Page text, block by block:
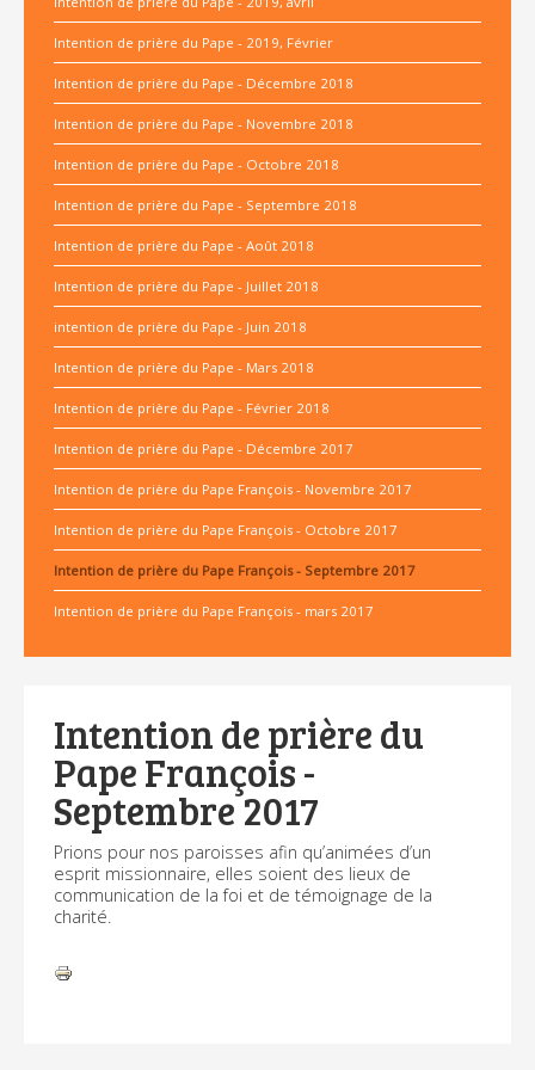
Intention de prière du Pape - 2019, Février
Intention de prière du Pape - Décembre 2018
Intention de prière du Pape - Novembre 2018
Intention de prière du Pape - Octobre 2018
Intention de prière du Pape - Septembre 2018
Intention de prière du Pape - Août 2018
Intention de prière du Pape - Juillet 2018
intention de prière du Pape - Juin 2018
Intention de prière du Pape - Mars 2018
Intention de prière du Pape - Février 2018
Intention de prière du Pape - Décembre 2017
Intention de prière du Pape François - Novembre 2017
Intention de prière du Pape François - Octobre 2017
Intention de prière du Pape François - Septembre 2017
Intention de prière du Pape François - mars 2017
Intention de prière du
Pape François -
Septembre 2017
Prions pour nos paroisses afin qu’animées d’un
esprit missionnaire, elles soient des lieux de
communication de la foi et de témoignage de la
charité.
Actions
sur